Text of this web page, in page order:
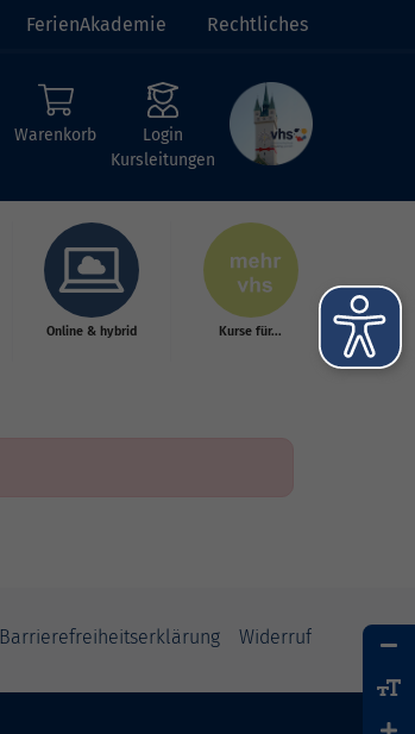
FerienAkademie Rechtliches
Warenkorb
Login
Kursleitungen
Online & hybrid Kurse für...
Barrierefreiheitserklärung Widerruf